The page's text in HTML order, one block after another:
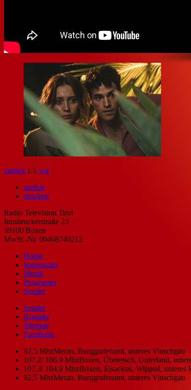
zurück 1/1 vor
zurück
drucken
Radio Television Tirol
Innsbruckerstraße 23
39100 Bozen
MwSt.-Nr. 00468740212
Home
Impressum
Musik
Programm
Sender
Sender
Kontakt
Sitemap
Facebook
92,5 MhzMeran, Burggrafenamt, unteres Vinschgau
107,2/ 106,9 MhzBozen, Überetsch, Unterland,
107,3/ 104,9 MhzBrixen, Eisacktal, Wipptal, unteres
92,5 MhzMeran, Burggrafenamt, unteres Vinschgau